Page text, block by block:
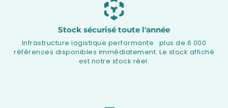
Stock sécurisé toute l'année
Infrastructure logistique performante : plus de 6 000
références disponibles immédiatement. Le stock affiché
est notre stock réel.